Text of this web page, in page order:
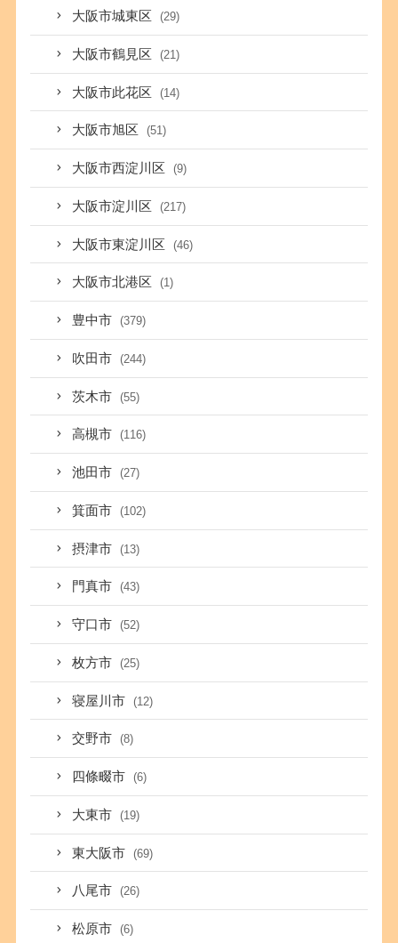
大阪市城東区 (29)
大阪市鶴見区 (21)
大阪市此花区 (14)
大阪市旭区 (51)
大阪市西淀川区 (9)
大阪市淀川区 (217)
大阪市東淀川区 (46)
大阪市北港区 (1)
豊中市 (379)
吹田市 (244)
茨木市 (55)
高槻市 (116)
池田市 (27)
箕面市 (102)
摂津市 (13)
門真市 (43)
守口市 (52)
枚方市 (25)
寝屋川市 (12)
交野市 (8)
四條畷市 (6)
大東市 (19)
東大阪市 (69)
八尾市 (26)
松原市 (6)